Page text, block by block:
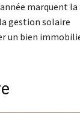
marquent la
gestion solaire
un bien